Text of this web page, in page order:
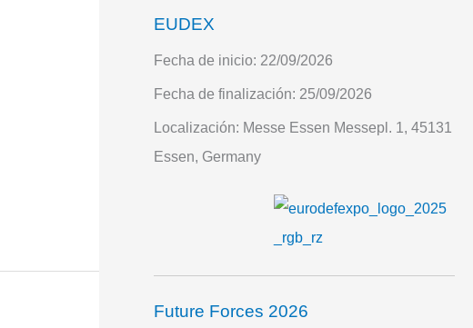
EUDEX
Fecha de inicio: 22/09/2026
Fecha de finalización: 25/09/2026
Localización: Messe Essen Messepl. 1, 45131
Essen, Germany
Future Forces 2026